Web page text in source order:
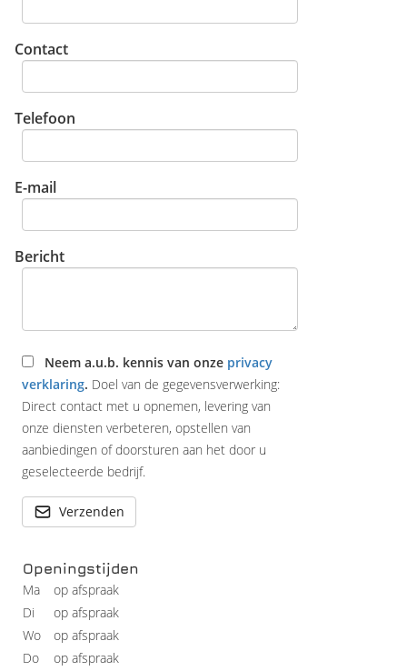
Contact
Telefoon
E-mail
Bericht
Neem a.u.b. kennis van onze privacy
verklaring. Doel van de gegevensverwerking:
Direct contact met u opnemen, levering van
onze diensten verbeteren, opstellen van
aanbiedingen of doorsturen aan het door u
geselecteerde bedrijf.
Verzenden
Openingstijden
Ma
op afspraak
Di
op afspraak
Wo
op afspraak
Do
op afspraak